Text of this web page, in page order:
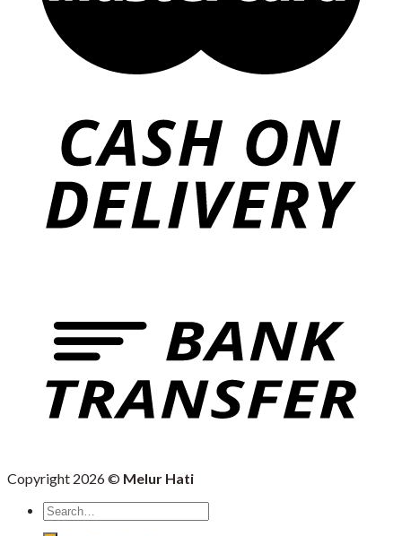
Copyright 2026 © Melur Hati
Search
for: